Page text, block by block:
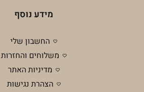
מידע נוסף
החשבון שלי
משלוחים והחזרות
מדיניות האתר
הצהרת נגישות